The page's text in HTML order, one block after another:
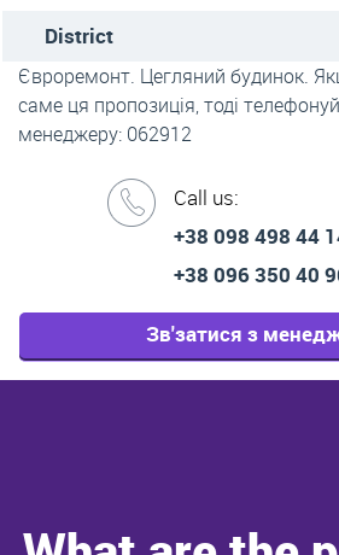
District
Євроремонт. Цегляний будинок.
саме ця пропозиція, тоді
менеджеру: 062912
Call us:
+38 098 498 44
+38 096 350 40
Зв'затися з